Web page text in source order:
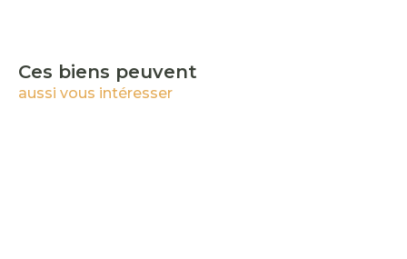
Ces biens peuvent
aussi vous intéresser